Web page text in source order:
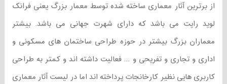
از برترین آثار معماری ساخته شده توسط معمار بزرگ یعنی فرانک
لوید رایت می باشد که دارای شهرت جهانی می باشد. بیشتر
معماران بزرگ بیشتر در حوزه طراحی ساختمان های مسکونی و
اداری و تجاری و تفریحی و … فعالیت داشته اند و کمتر به طراحی
کاربری هایی نظیر کارخانجات پرداخته اند اما در لیست آثار معماری